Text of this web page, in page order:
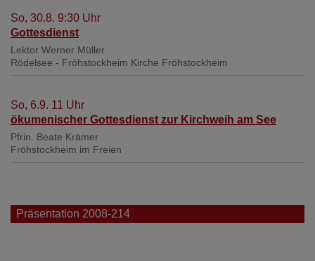
So, 30.8. 9:30 Uhr
Gottesdienst
Lektor Werner Müller
Rödelsee - Fröhstockheim Kirche Fröhstockheim
So, 6.9. 11 Uhr
ökumenischer Gottesdienst zur Kirchweih am See
Pfrin. Beate Krämer
Fröhstockheim im Freien
Präsentation 2008-214